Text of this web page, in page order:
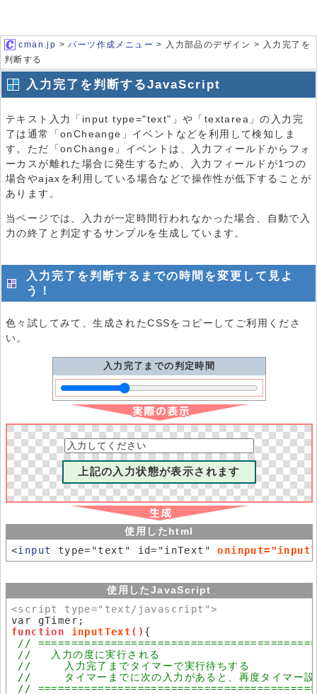
cman.jp >パーツ作成メニュー > 入力部品のデザイン > 入力完了を
判断する
入力完了を判断するJavaScript
テキスト入力「input type="text"」や「textarea」の入力完
了は通常「onCheange」イベントなどを利用して検知しま
す。ただ「onChange」イベントは、入力フィールドからフォ
ーカスが離れた場合に発生するため、入力フィールドが1つの
場合やajaxを利用している場合などで操作性が低下することが
あります。
当ページでは、入力が一定時間行われなかった場合、自動で入
力の終了と判定するサンプルを生成しています。
入力完了を判断するまでの時間を変更して見よ
う！
色々試してみて、生成されたCSSをコピーしてご利用くださ
い。
入力完了までの判定時間
上記の入力状態が表示されます
使用したhtml
<input type="text" id="inText"
使用したJavaScript
<script type="text/javascript">
function inputText() {